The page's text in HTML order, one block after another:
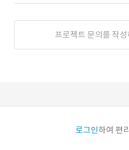
프로젝트 문의를 작성
로그인하여 편